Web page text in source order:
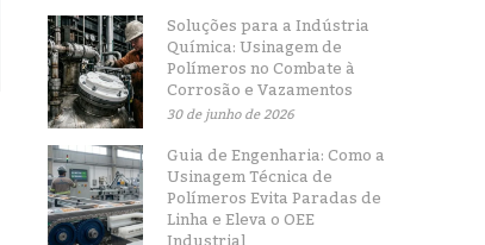
Soluções para a Indústria
Química: Usinagem de
Polímeros no Combate à
Corrosão e Vazamentos
30 de junho de 2026
Guia de Engenharia: Como a
Usinagem Técnica de
Polímeros Evita Paradas de
Linha e Eleva o OEE